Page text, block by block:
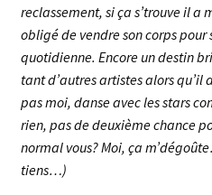
reclassement, si ça s’trouve il
obligé de vendre son corps
quotidienne. Encore un destin
tant d’autres artistes alors qu’il
pas moi, danse avec les stars
rien, pas de deuxième chance
normal vous? Moi, ça
tiens…)